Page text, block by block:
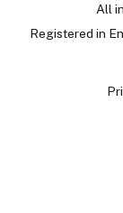
All
Registered in